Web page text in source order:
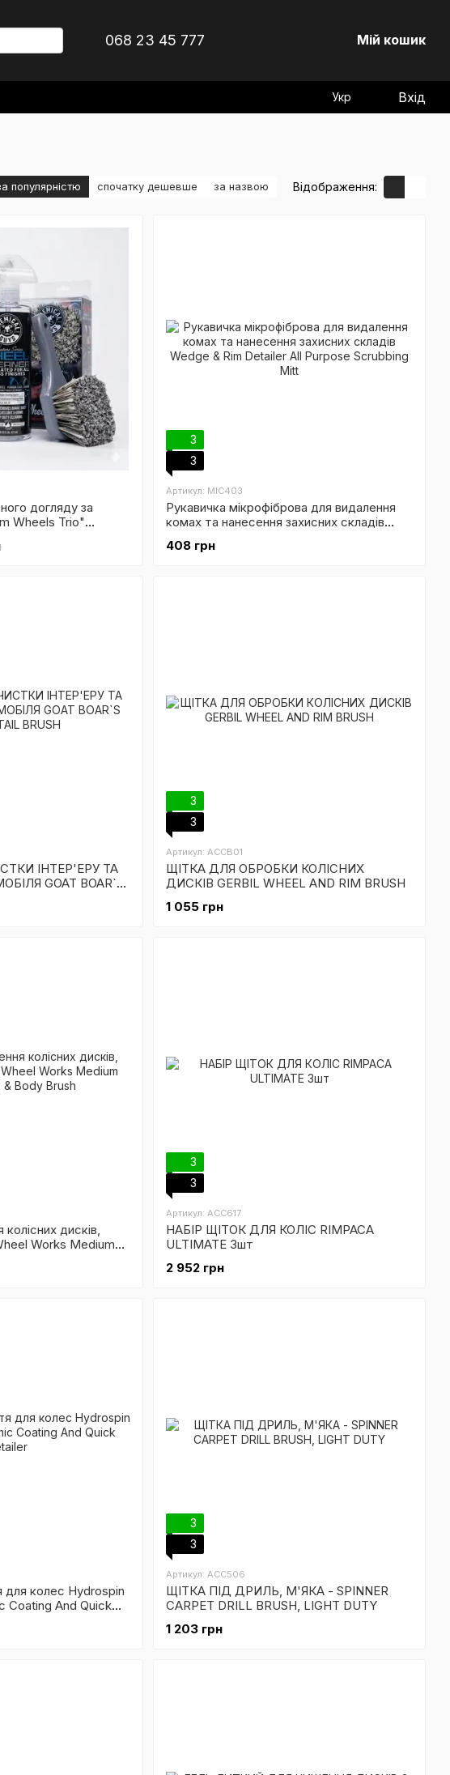
068 23 45 777 Мій кошик
Укр Вхід
популярністю спочатку дешевше за назвою Відображення:
догляду за
Wheels Trio"
3
3
Артикул: MIC403
Рукавичка мікрофіброва для видалення
комах та нанесення захисних складів
Scrubbing Mitt
408 грн
ІНТЕР'ЕРУ ТА
GOAT BOAR`S
3
3
Артикул: ACCB01
ЩІТКА ДЛЯ ОБРОБКИ КОЛІСНИХ
ДИСКІВ GERBIL WHEEL AND RIM BRUSH
1 055 грн
дисків,
Works Medium
3
3
Артикул: ACC617
НАБІР ЩІТОК ДЛЯ КОЛІС RIMPACA
ULTIMATE 3шт
2 952 грн
для колес Hydrospin
Coating And Quick
3
3
Артикул: ACC506
ЩІТКА ПІД ДРИЛЬ, М'ЯКА - SPINNER
CARPET DRILL BRUSH, LIGHT DUTY
1 203 грн